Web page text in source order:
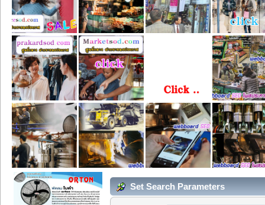
Set Search Parameters